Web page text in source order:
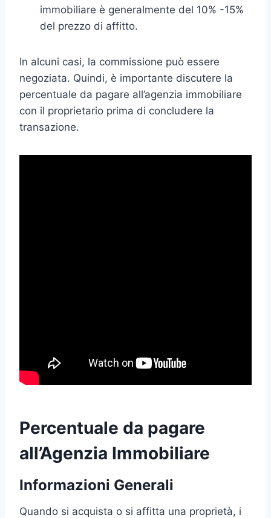
immobiliare è generalmente del 10% -15%
del prezzo di affitto.
In alcuni casi, la commissione può essere
negoziata. Quindi, è importante discutere la
percentuale da pagare all’agenzia immobiliare
con il proprietario prima di concludere la
transazione.
Percentuale da pagare
all’Agenzia Immobiliare
Informazioni Generali
Quando si acquista o si affitta una proprietà, i